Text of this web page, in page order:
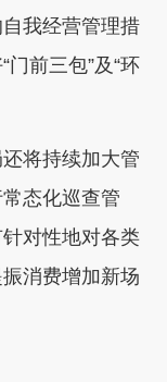
我经营管理措
前三包”及“环
将持续加大管
态化巡查管
对性地对各类
消费增加新场